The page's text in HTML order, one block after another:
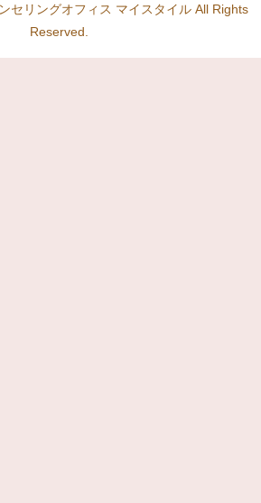
セリングオフィス マイスタイル All Rights
Reserved.